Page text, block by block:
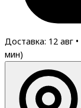
Доставка: 12 авг •
мин)